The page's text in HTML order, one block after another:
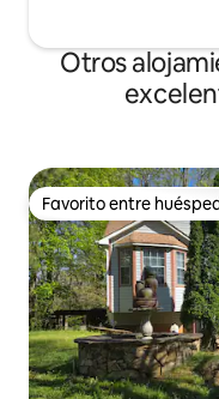
Otros
Favorito entre
Favorito entre